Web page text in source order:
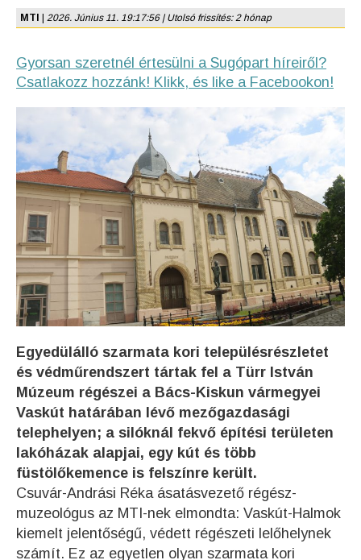
MTI 2026. Június 11. 19:17:56 | Utolsó frissítés: 2 hónap
Gyorsan szeretnél értesülni a Sugópart híreiről?
Csatlakozz hozzánk! Klikk, és like a Facebookon!
Egyedülálló szarmata kori településrészletet
és védműrendszert tártak fel a Türr István
Múzeum régészei a Bács-Kiskun vármegyei
Vaskút határában lévő mezőgazdasági
telephelyen; a silóknál fekvő építési területen
lakóházak alapjai, egy kút és több
füstölőkemence is felszínre került.
Csuvár-Andrási Réka ásatásvezető régész-
muzeológus az MTI-nek elmondta: Vaskút-Halmok
kiemelt jelentőségű, védett régészeti lelőhelynek
számít. Ez az egyetlen olyan szarmata kori